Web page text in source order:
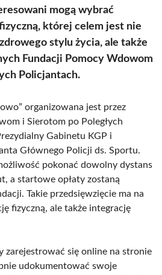
mogą wybrać
której celem jest nie
stylu życia, ale także
Fundacji Pomocy Wdowom
Policjantach.
organizowana jest przez
i Sierotom po Poległych
Gabinetu KGP i
Głównego Policji ds. Sportu.
pokonać dowolny dystans
a startowe opłaty zostaną
Takie przedsięwzięcie ma na
fizyczną, ale także integrację
zarejestrować się online na stronie
udokumentować swoje